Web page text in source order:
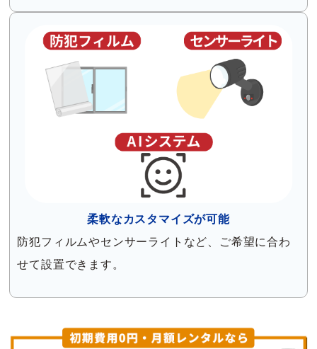
柔軟なカスタマイズが可能
防犯フィルムやセンサーライトなど、ご希望に合わ
せて設置できます。